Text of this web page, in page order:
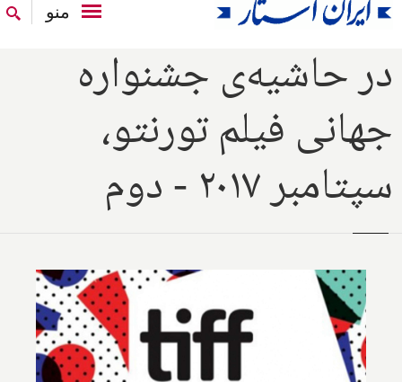
منو
در حاشیه‌ی جشنواره
جهانی فیلم تورنتو،
سپتامبر ۲۰۱۷ - دوم